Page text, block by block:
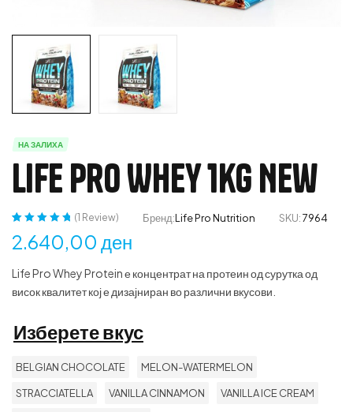
НА ЗАЛИХА
Life Pro Whey 1kg New
од 5 врз
оценка на
клиент
(1 Review) Бренд:Life Pro Nutrition SKU:7964
2.640,00 ден
Life Pro Whey Protein е концентрат на протеин од сурутка од
висок квалитет кој е дизајниран во различни вкусови.
Изберете вкус
BELGIAN CHOCOLATE MELON-WATERMELON
STRACCIATELLA VANILLA CINNAMON VANILLA ICE CREAM